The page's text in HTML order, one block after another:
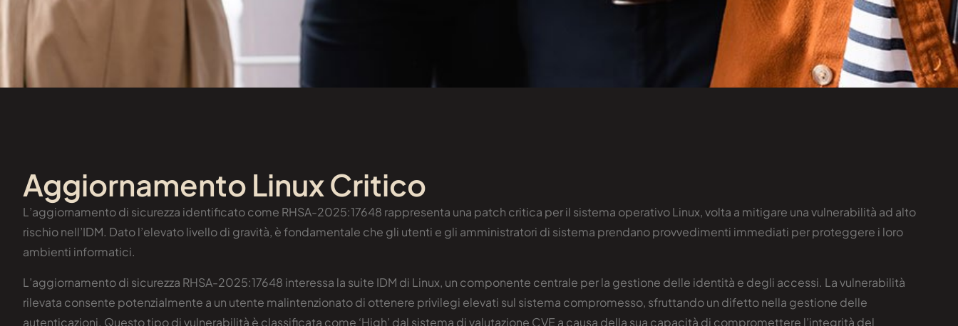
Aggiornamento Linux Critico
L’aggiornamento di sicurezza identificato come RHSA-2025:17648 rappresenta una patch critica per il sistema operativo Linux, volta a mitigare una vulnerabilità ad alto
rischio nell’IDM. Dato l’elevato livello di gravità, è fondamentale che gli utenti e gli amministratori di sistema prendano provvedimenti immediati per proteggere i loro
ambienti informatici.
L’aggiornamento di sicurezza RHSA-2025:17648 interessa la suite IDM di Linux, un componente centrale per la gestione delle identità e degli accessi. La vulnerabilità
rilevata consente potenzialmente a un utente malintenzionato di ottenere privilegi elevati sul sistema compromesso, sfruttando un difetto nella gestione delle
autenticazioni. Questo tipo di vulnerabilità è classificata come ‘High’ dal sistema di valutazione CVE a causa della sua capacità di compromettere l’integrità del